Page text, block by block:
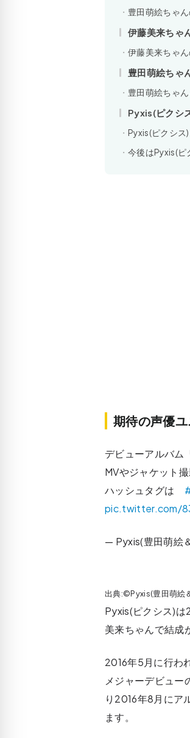
豊田萌絵ちゃ
伊藤美来ちゃ
伊藤美来ちゃん
豊田萌絵ちゃ
豊田萌絵ちゃ
Pyxis(ピクシ
Pyxis(ピクシス
今後はPyxis(ピ
期待の声優
デビューアルバム
MVやジャケット
ハッシュタグは
pic.twitter.com/
— Pyxis(豊田萌絵
Pyxis(ピクシス)は
美来ちゃんで結成
2016年5月に行わ
メジャーデビュー
り2016年8月にア
ます。